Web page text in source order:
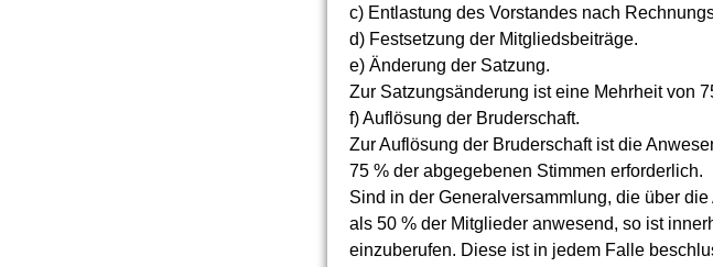
c) Entlastung des Vorstandes nach
d) Festsetzung der Mitgliedsbeiträge.
e) Änderung der Satzung.
Zur Satzungsänderung ist eine Mehrheit von
f) Auflösung der Bruderschaft.
Zur Auflösung der Bruderschaft ist die
75 % der abgegebenen Stimmen erforderlich.
Sind in der Generalversammlung, die über
als 50 % der Mitglieder anwesend, so ist
einzuberufen. Diese ist in jedem Falle